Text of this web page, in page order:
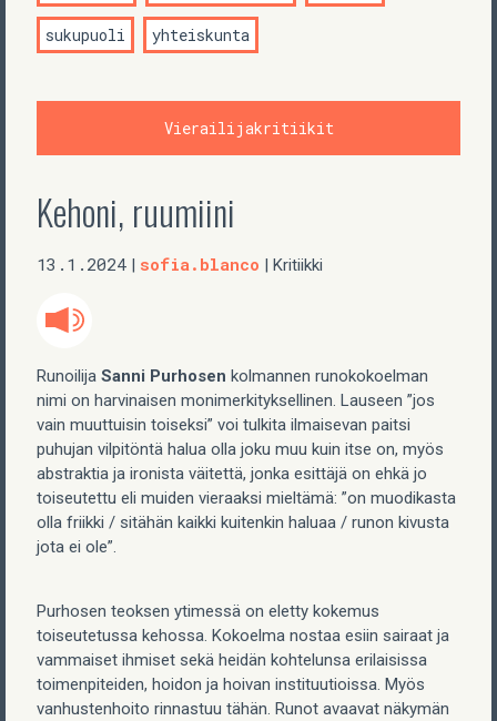
sukupuoli yhteiskunta
Vierailijakritiikit
Kehoni, ruumiini
13.1.2024 | sofia.blanco | Kritiikki
Runoilija Sanni Purhosen kolmannen runokokoelman
nimi on harvinaisen monimerkityksellinen. Lauseen ”jos
vain muuttuisin toiseksi” voi tulkita ilmaisevan paitsi
puhujan vilpitöntä halua olla joku muu kuin itse on, myös
abstraktia ja ironista väitettä, jonka esittäjä on ehkä jo
toiseutettu eli muiden vieraaksi mieltämä: ”on muodikasta
olla friikki / sitähän kaikki kuitenkin haluaa / runon kivusta
jota ei ole”.
Purhosen teoksen ytimessä on eletty kokemus
toiseutetussa kehossa. Kokoelma nostaa esiin sairaat ja
vammaiset ihmiset sekä heidän kohtelunsa erilaisissa
toimenpiteiden, hoidon ja hoivan instituutioissa. Myös
vanhustenhoito rinnastuu tähän. Runot avaavat näkymän